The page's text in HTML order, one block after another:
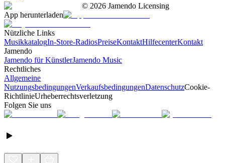
© 2026 Jamendo Licensing
App herunterladen
Nützliche Links
MusikkatalogIn-Store-RadiosPreiseKontaktHilfecenterKontakt
Jamendo
Jamendo für KünstlerJamendo Music
Rechtliches
Allgemeine
NutzungsbedingungenVerkaufsbedingungenDatenschutzCookie-
RichtlinieUrheberrechtsverletzung
Folgen Sie uns